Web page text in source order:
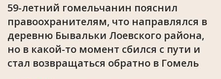
59-летний гомельчанин пояснил
правоохранителям, что направлялся в
деревню Бывальки Лоевского района,
но в какой-то момент сбился с пути и
стал возвращаться обратно в Гомель